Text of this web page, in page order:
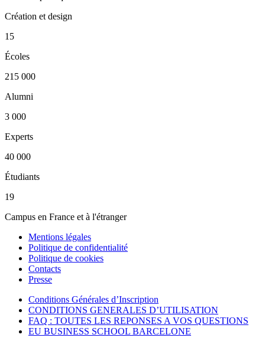
Création et design
15
Écoles
215 000
Alumni
3 000
Experts
40 000
Étudiants
19
Campus en France et à l'étranger
Mentions légales
Politique de confidentialité
Politique de cookies
Contacts
Presse
Conditions Générales d’Inscription
CONDITIONS GENERALES D’UTILISATION
FAQ : TOUTES LES REPONSES A VOS QUESTIONS
EU BUSINESS SCHOOL BARCELONE